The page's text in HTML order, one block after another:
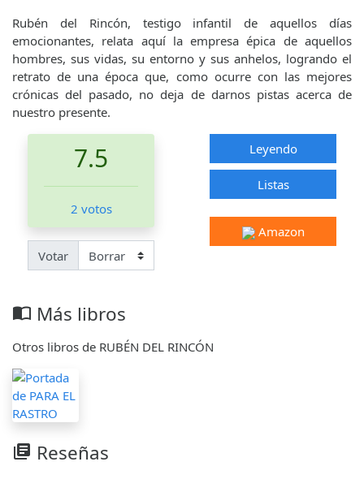
Rubén del Rincón, testigo infantil de aquellos días
emocionantes, relata aquí la empresa épica de aquellos
hombres, sus vidas, su entorno y sus anhelos, logrando el
retrato de una época que, como ocurre con las mejores
crónicas del pasado, no deja de darnos pistas acerca de
nuestro presente.
7.5
2 votos
Votar
Leyendo
Listas
Amazon
import_contacts Más libros
Otros libros de RUBÉN DEL RINCÓN
library_books Reseñas